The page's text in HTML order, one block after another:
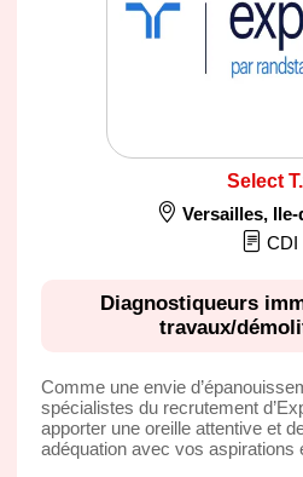
Select
Versailles, Ile-
CDI
Diagnostiqueurs
travaux/
Comme une envie
spécialistes du recrutement
apporter une oreille attentive et
adéquation avec vos aspirations